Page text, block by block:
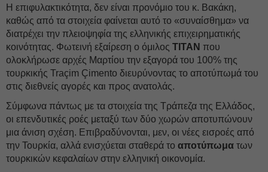
Η επιφυλακτικότητα, δεν είναι προνόμιο του κ. Βακάκη,
καθώς από τα στοιχεία φαίνεται αυτό το «συναίσθημα» να
διατρέχει την πλειοψηφία της ελληνικής επιχειρηματικής
κοινότητας. Φωτεινή εξαίρεση ο όμιλος ΤIΤΑΝ που
ολοκλήρωσε αρχές Μαρτίου την εξαγορά του 100% της
τουρκικής Traçim Çimento διευρύνοντας το αποτύπωμά του
στις διεθνείς αγορές και προς ανατολάς.
Σύμφωνα πάντως με τα στοιχεία της Tράπεζα της Ελλάδος,
οι επενδυτικές ροές μεταξύ των δύο χωρών αποτυπώνουν
μια άνιση σχέση. Eπιβραδύνονται, μεν, οι νέες εισροές από
την Τουρκία, αλλά ενισχύεται σταθερά το αποτύπωμα των
τουρκικών κεφαλαίων στην ελληνική οικονομία.